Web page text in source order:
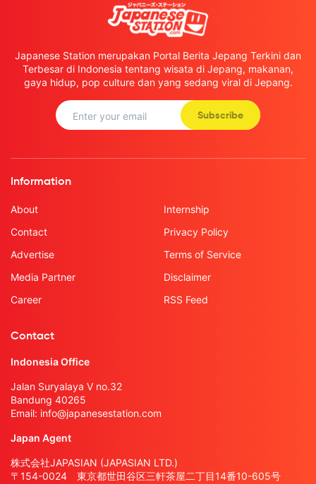
Japanese Station merupakan Portal Berita Jepang Terkini dan
Terbesar di Indonesia tentang wisata di Jepang, makanan,
gaya hidup, pop culture dan yang sedang viral di Jepang.
Subscribe
Information
About
Contact
Advertise
Media Partner
Career
Internship
Privacy Policy
Terms of Service
Disclaimer
RSS Feed
Contact
Indonesia Office
Jalan Suryalaya V no.32
Bandung 40265
Email: info@japanesestation.com
Japan Agent
株式会社JAPASIAN (JAPASIAN LTD.)
〒154-0024 東京都世田谷区三軒茶屋二丁目14番10-605号